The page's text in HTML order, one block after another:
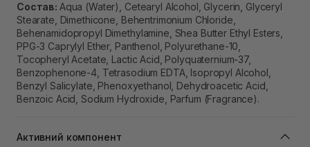
Состав: Aqua (Water), Cetearyl Alcohol, Glycerin, Glyceryl
Stearate, Dimethicone, Behentrimonium Chloride,
Behenamidopropyl Dimethylamine, Shea Butter Ethyl Esters,
PPG-3 Caprylyl Ether, Panthenol, Polyurethane-10,
Tocopheryl Acetate, Lactic Acid, Polyquaternium-37,
Benzophenone-4, Tetrasodium EDTA, Isopropyl Alcohol,
Benzyl Salicylate, Phenoxyethanol, Dehydroacetic Acid,
Benzoic Acid, Sodium Hydroxide, Parfum (Fragrance).
Активний компонент